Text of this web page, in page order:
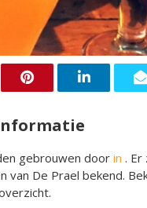
gebrouwen door in .
van De Prael bekend.